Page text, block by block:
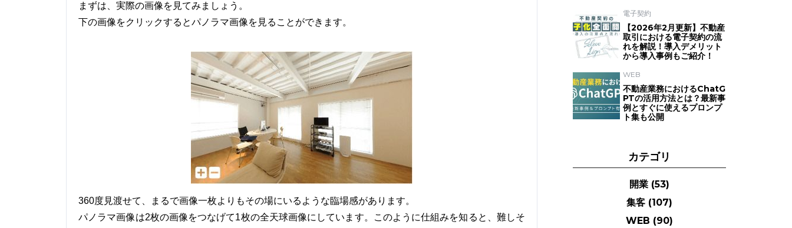
まずは、実際の画像を見てみましょう。
下の画像をクリックするとパノラマ画像を見ることができます。
360度見渡せて、まるで画像一枚よりもその場にいるような臨場感があります。
パノラマ画像は2枚の画像をつなげて1枚の全天球画像にしています。このように仕組みを知ると、難しそ
電子契約
【2026年2月更新】不動産
取引における電子契約の流
れを解説！導入デメリット
から導入事例もご紹介！
WEB
不動産業務におけるChatG
PTの活用方法とは？最新事
例とすぐに使えるプロンプ
ト集も公開
カテゴリ
開業 (53)
集客 (107)
WEB (90)